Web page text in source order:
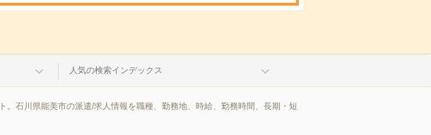
人気の検索インデックス
石川県能美市の派遣/求人情報を職種、勤務地、時給、勤務時間、長期・短